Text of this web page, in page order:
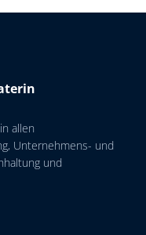
allen
Unternehmens- und
und